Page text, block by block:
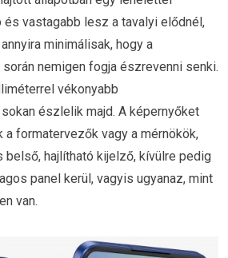
vastagabb lesz a tavalyi elődnél,
minimálisak, hogy a
nemigen fogja észrevenni senki.
vékonyabb
észlelik majd. A képernyőket
a formatervezők vagy a mérnökök,
belső, hajlítható kijelző, kívülre pedig
panel kerül, vagyis ugyanaz, mint
van.